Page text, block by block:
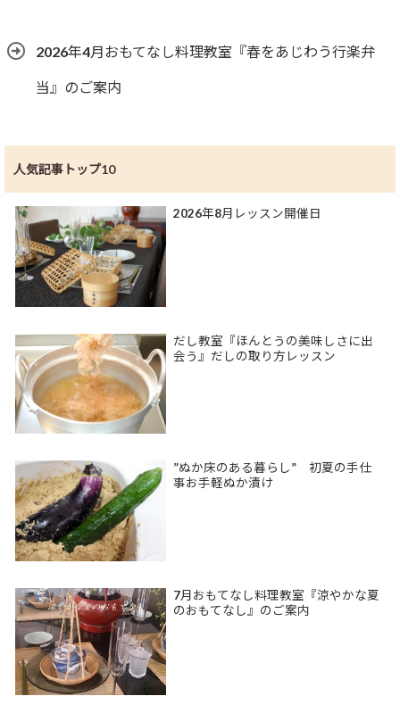
2026年4月おもてなし料理教室『春をあじわう行楽弁
当』のご案内
人気記事トップ10
2026年8月レッスン開催日
だし教室『ほんとうの美味しさに出
会う』だしの取り方レッスン
”ぬか床のある暮らし” 初夏の手仕
事お手軽ぬか漬け
7月おもてなし料理教室『涼やかな夏
のおもてなし』のご案内